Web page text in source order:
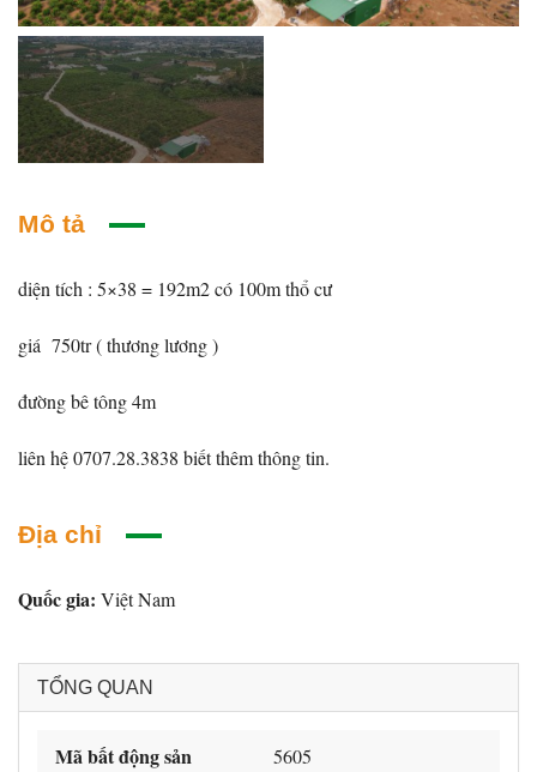
Mô tả
diện tích : 5×38 = 192m2 có 100m thổ cư
giá 750tr ( thương lương )
đường bê tông 4m
liên hệ 0707.28.3838 biết thêm thông tin.
Địa chỉ
Quốc gia: Việt Nam
TỔNG QUAN
Mã bất động sản 5605